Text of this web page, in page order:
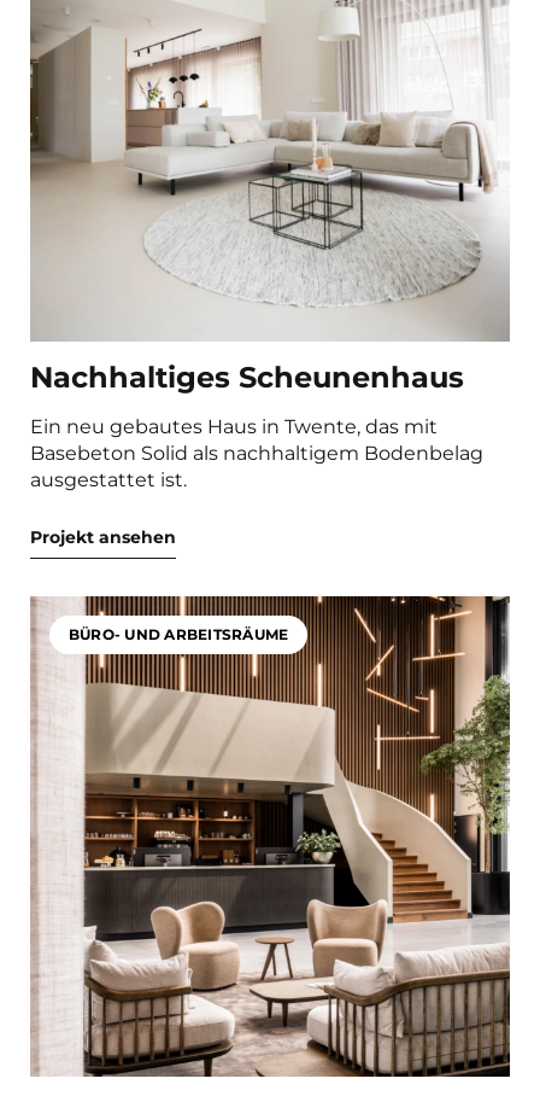
Nachhaltiges Scheunenhaus
Ein neu gebautes Haus in Twente, das mit
Basebeton Solid als nachhaltigem Bodenbelag
ausgestattet ist.
Projekt ansehen
BÜRO- UND ARBEITSRÄUME